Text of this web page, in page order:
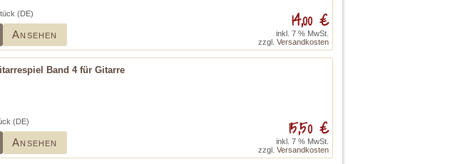
(DE)
Ansehen
14,00 €
inkl. 7 % MwSt.
zzgl. Versandkosten
Band 4 für Gitarre
(DE)
Ansehen
15,50 €
inkl. 7 % MwSt.
zzgl. Versandkosten